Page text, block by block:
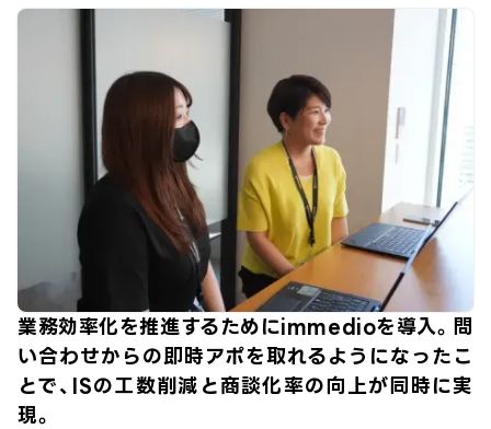
業務効率化を推進するためにimmedioを導入。問
い合わせからの即時アポを取れるようになったこ
とで、ISの工数削減と商談化率の向上が同時に実
現。